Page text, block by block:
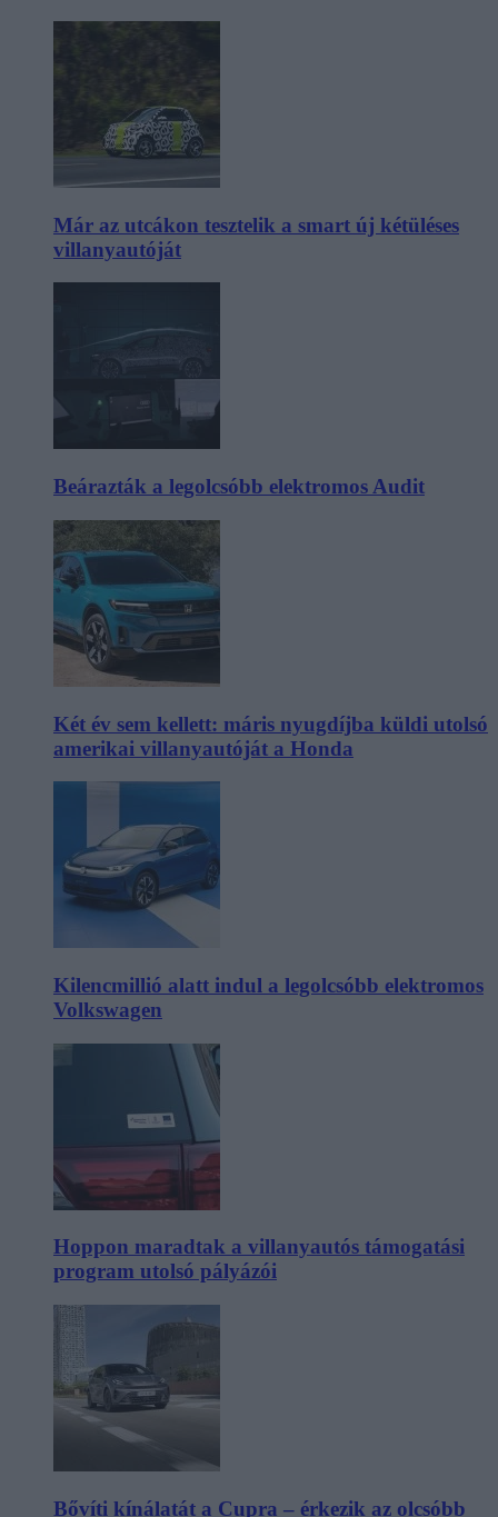
Már az utcákon tesztelik a smart új kétüléses
villanyautóját
Beárazták a legolcsóbb elektromos Audit
Két év sem kellett: máris nyugdíjba küldi utolsó
amerikai villanyautóját a Honda
Kilencmillió alatt indul a legolcsóbb elektromos
Volkswagen
Hoppon maradtak a villanyautós támogatási
program utolsó pályázói
Bővíti kínálatát a Cupra – érkezik az olcsóbb